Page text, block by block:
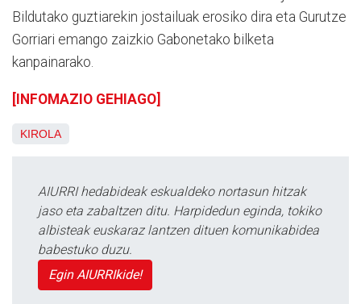
Bildutako guztiarekin jostailuak erosiko dira eta Gurutze
Gorriari emango zaizkio Gabonetako bilketa
kanpainarako.
[INFOMAZIO GEHIAGO]
KIROLA
AIURRI hedabideak eskualdeko nortasun hitzak
jaso eta zabaltzen ditu. Harpidedun eginda, tokiko
albisteak euskaraz lantzen dituen komunikabidea
babestuko duzu.
Egin AIURRIkide!